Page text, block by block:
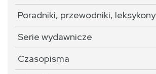
Poradniki, przewodniki, leksykony
Serie wydawnicze
Czasopisma